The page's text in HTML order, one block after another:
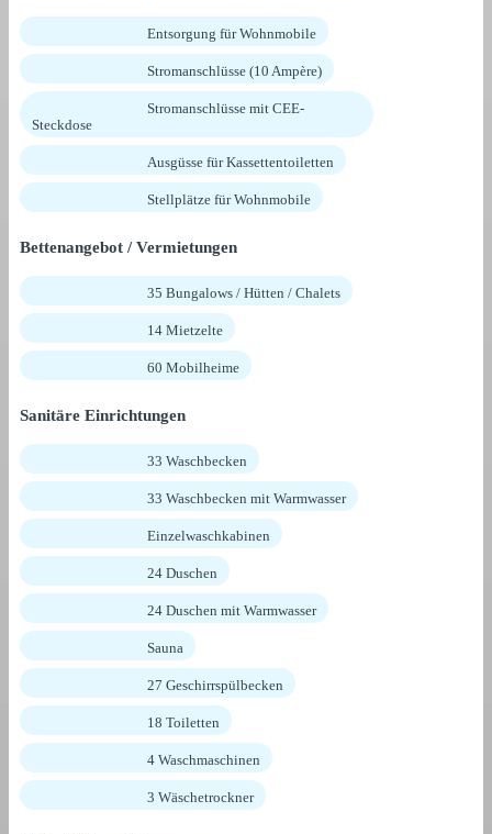
Entsorgung für Wohnmobile
Stromanschlüsse (10 Ampère)
Stromanschlüsse mit CEE-
Steckdose
Ausgüsse für Kassettentoiletten
Stellplätze für Wohnmobile
Bettenangebot / Vermietungen
35 Bungalows / Hütten / Chalets
14 Mietzelte
60 Mobilheime
Sanitäre Einrichtungen
33 Waschbecken
33 Waschbecken mit Warmwasser
Einzelwaschkabinen
24 Duschen
24 Duschen mit Warmwasser
Sauna
27 Geschirrspülbecken
18 Toiletten
4 Waschmaschinen
3 Wäschetrockner